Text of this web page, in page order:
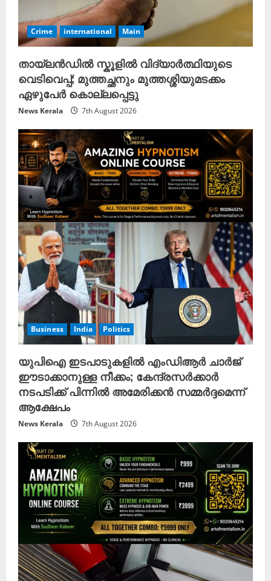
Crime international Main
തായ്‍ലൻഡിൽ സ്കൂളിൽ വിദ്യാർത്ഥിയുടെ
വെടിവെപ്പ്; മുത്തച്ഛനും മുത്തശ്ശിയുമടക്കം
ഏഴുപേർ കൊല്ലപ്പെട്ടു
News Kerala 7th August 2026
Business India Politics
യുപിഐ ഇടപാടുകളിൽ എംഡിആർ ചാർജ്
ഈടാക്കാനുള്ള നീക്കം; കേന്ദ്രസർക്കാർ
നടപടിക്ക് പിന്നിൽ അമേരിക്കൻ സമ്മർദ്ദമെന്ന്
ആക്ഷേപം
News Kerala 7th August 2026